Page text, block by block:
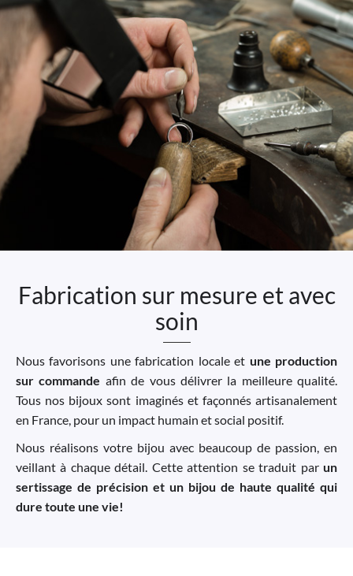
Fabrication sur mesure et avec
soin
Nous favorisons une fabrication locale et une production
sur commande afin de vous délivrer la meilleure qualité.
Tous nos bijoux sont imaginés et façonnés artisanalement
en France, pour un impact humain et social positif.
Nous réalisons votre bijou avec beaucoup de passion, en
veillant à chaque détail. Cette attention se traduit par un
sertissage de précision et un bijou de haute qualité qui
dure toute une vie!